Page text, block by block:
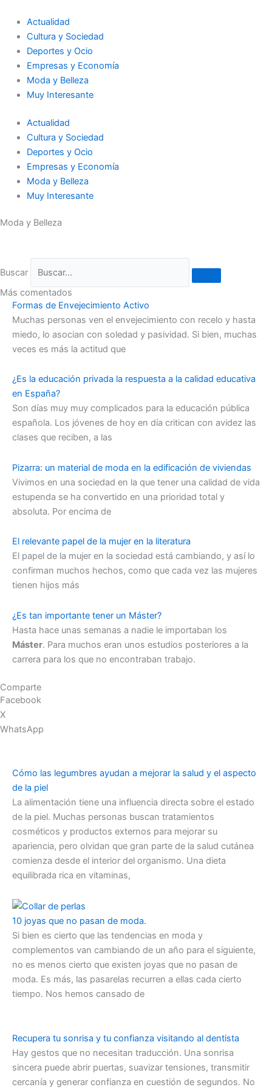
contenido
Actualidad
Cultura y Sociedad
Deportes y Ocio
Empresas y Economía
Moda y Belleza
Muy Interesante
Actualidad
Cultura y Sociedad
Deportes y Ocio
Empresas y Economía
Moda y Belleza
Muy Interesante
Moda y Belleza
Buscar
Más comentados
Formas de Envejecimiento Activo
Muchas personas ven el envejecimiento con recelo y hasta
miedo, lo asocian con soledad y pasividad. Si bien, muchas
veces es más la actitud que
¿Es la educación privada la respuesta a la calidad educativa
en España?
Son días muy muy complicados para la educación pública
española. Los jóvenes de hoy en día critican con avidez las
clases que reciben, a las
Pizarra: un material de moda en la edificación de viviendas
Vivimos en una sociedad en la que tener una calidad de vida
estupenda se ha convertido en una prioridad total y
absoluta. Por encima de
El relevante papel de la mujer en la literatura
El papel de la mujer en la sociedad está cambiando, y así lo
confirman muchos hechos, como que cada vez las mujeres
tienen hijos más
¿Es tan importante tener un Máster?
Hasta hace unas semanas a nadie le importaban los
Máster. Para muchos eran unos estudios posteriores a la
carrera para los que no encontraban trabajo.
Comparte
Facebook
X
WhatsApp
Cómo las legumbres ayudan a mejorar la salud y el aspecto
de la piel
La alimentación tiene una influencia directa sobre el estado
de la piel. Muchas personas buscan tratamientos
cosméticos y productos externos para mejorar su
apariencia, pero olvidan que gran parte de la salud cutánea
comienza desde el interior del organismo. Una dieta
equilibrada rica en vitaminas,
10 joyas que no pasan de moda.
Si bien es cierto que las tendencias en moda y
complementos van cambiando de un año para el siguiente,
no es menos cierto que existen joyas que no pasan de
moda. Es más, las pasarelas recurren a ellas cada cierto
tiempo. Nos hemos cansado de
Recupera tu sonrisa y tu confianza visitando al dentista
Hay gestos que no necesitan traducción. Una sonrisa
sincera puede abrir puertas, suavizar tensiones, transmitir
cercanía y generar confianza en cuestión de segundos. No